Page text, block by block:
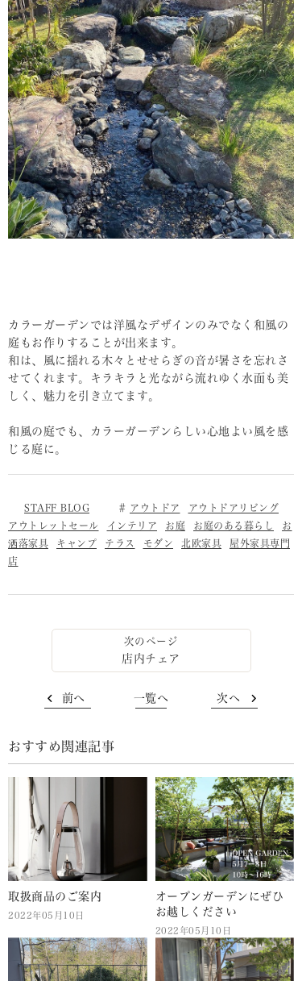
カラーガーデンでは洋風なデザインのみでなく和風の
庭もお作りすることが出来ます。
和は、風に揺れる木々とせせらぎの音が暑さを忘れさ
せてくれます。キラキラと光ながら流れゆく水面も美
しく、魅力を引き立てます。
和風の庭でも、カラーガーデンらしい心地よい風を感
じる庭に。
STAFF BLOG アウトドア
アウトドアリビング
アウトレットセール
インテリア お庭 お庭のある暮らし
お
洒落家具
キャンプ テラス モダン 北欧家具
屋外家具専門
店
店内チェア
前へ 一覧へ 次へ
おすすめ関連記事
取扱商品のご案内
2022年05月10日
オープンガーデンにぜひ
お越しください
2022年05月10日